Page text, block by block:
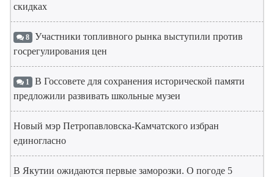
скидках
8 Участники топливного рынка выступили против
госрегулирования цен
1 В Госсовете для сохранения исторической памяти
предложили развивать школьные музеи
Новый мэр Петропавловска-Камчатского избран
единогласно
В Якутии ожидаются первые заморозки. О погоде 5